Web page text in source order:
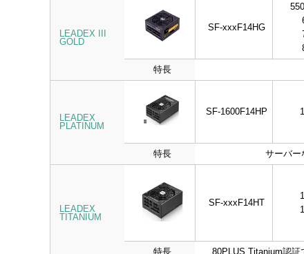
LEADEX III
GOLD
SF-xxxF14HG
特長
LEADEX
PLATINUM
SF-1600F14HP
特長 サーバー
LEADEX
TITANIUM
SF-xxxF14HT
特長 80PLUS Titanium認証